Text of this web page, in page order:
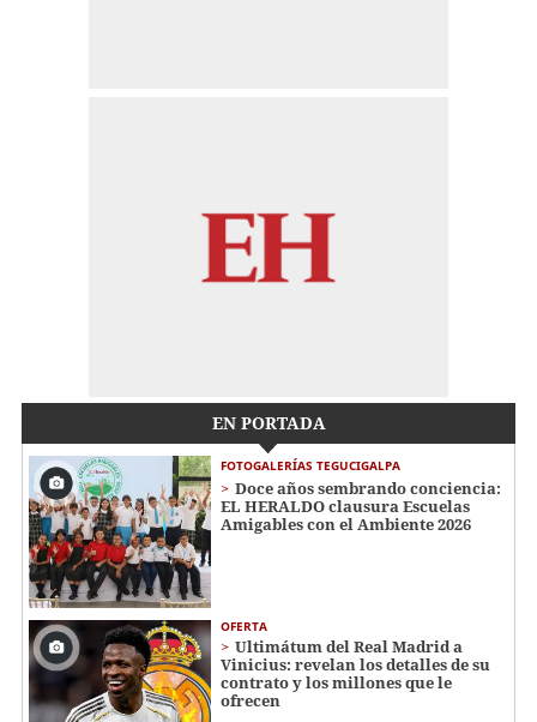
EN PORTADA
FOTOGALERÍAS TEGUCIGALPA
Doce años sembrando conciencia:
EL HERALDO clausura Escuelas
Amigables con el Ambiente 2026
OFERTA
Ultimátum del Real Madrid a
Vinicius: revelan los detalles de su
contrato y los millones que le
ofrecen